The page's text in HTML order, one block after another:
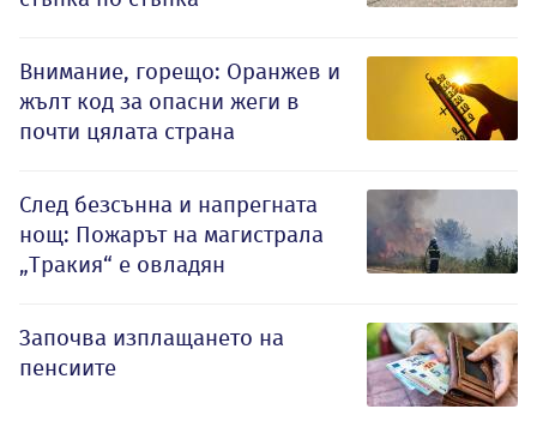
Внимание, горещо: Оранжев и
жълт код за опасни жеги в
почти цялата страна
След безсънна и напрегната
нощ: Пожарът на магистрала
„Тракия“ е овладян
Започва изплащането на
пенсиите